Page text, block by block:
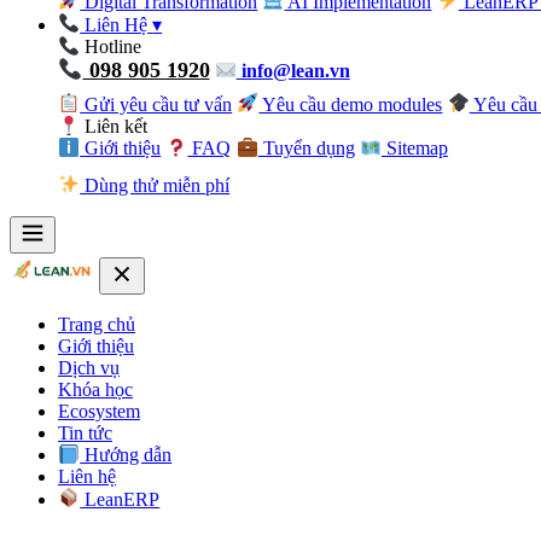
Liên Hệ▾
Hotline
098 905 1920
info@lean.vn
Gửi yêu cầu tư vấn
Yêu cầu demo modules
Yêu cầu
Liên kết
Giới thiệu
FAQ Tuyển dụng
Sitemap
Dùng thử miễn phí
Trang chủ
Giới thiệu
Dịch vụ
Khóa học
Ecosystem
Tin tức
Hướng dẫn
Liên hệ
LeanERP